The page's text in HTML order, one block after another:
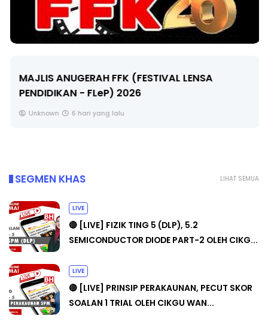
MAJLIS ANUGERAH FFK (FESTIVAL LENSA
PENDIDIKAN - FLeP) 2026
Unknown 6 hari yang lalu
LIHAT SEMUA
SEGMEN KHAS
LIVE
🔴 [LIVE] FIZIK TING 5 (DLP), 5.2
SEMICONDUCTOR DIODE PART-2 OLEH CIKG...
LIVE
🔴 [LIVE] PRINSIP PERAKAUNAN, PECUT SKOR
SOALAN 1 TRIAL OLEH CIKGU WAN...